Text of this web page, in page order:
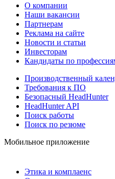
О компании
Наши вакансии
Партнерам
Реклама на сайте
Новости и статьи
Инвесторам
Кандидаты по
Производственный
Требования к ПО
Безопасный HeadHunter
HeadHunter API
Поиск работы
Поиск по резюме
Мобильное приложение
Этика и комплаенс